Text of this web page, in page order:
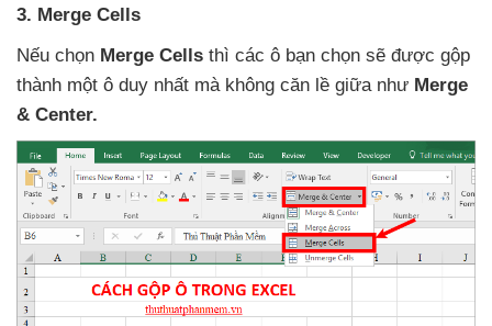
3. Merge Cells
Nếu chọn Merge Cells thì các ô bạn chọn sẽ được gộp
thành một ô duy nhất mà không căn lề giữa như Merge
& Center.